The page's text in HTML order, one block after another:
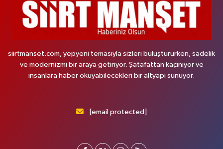
siirtmanset.com, yepyeni temasıyla sizleri buluştururken, sadelik
ve modernizmi bir araya getiriyor. Şatafattan kaçınıyor ve
insanlara haber okuyabilecekleri bir altyapı sunuyor.
[email protected]